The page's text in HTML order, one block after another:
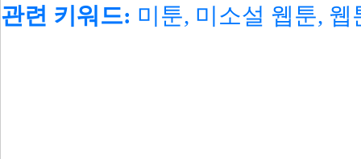
관련 키워드: 미툰, 미소설 웹툰, 웹